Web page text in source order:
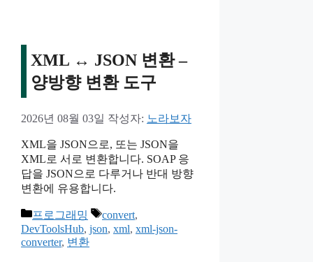
XML ↔ JSON 변환 –
양방향 변환 도구
2026년 08월 03일 작성자: 노라보자
XML을 JSON으로, 또는 JSON을
XML로 서로 변환합니다. SOAP 응
답을 JSON으로 다루거나 반대 방향
변환에 유용합니다.
카
테
고
프로그래밍
태
그
convert,
DevToolsHub, json, xml, xml-json-
converter, 변환